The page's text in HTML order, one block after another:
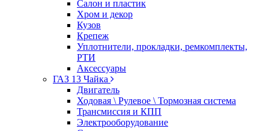
Салон и пластик
Хром и декор
Кузов
Крепеж
Уплотнители, прокладки, ремкомплекты,
РТИ
Аксессуары
ГАЗ 13 Чайка
Двигатель
Ходовая \ Рулевое \ Тормозная система
Трансмиссия и КПП
Электрооборудование